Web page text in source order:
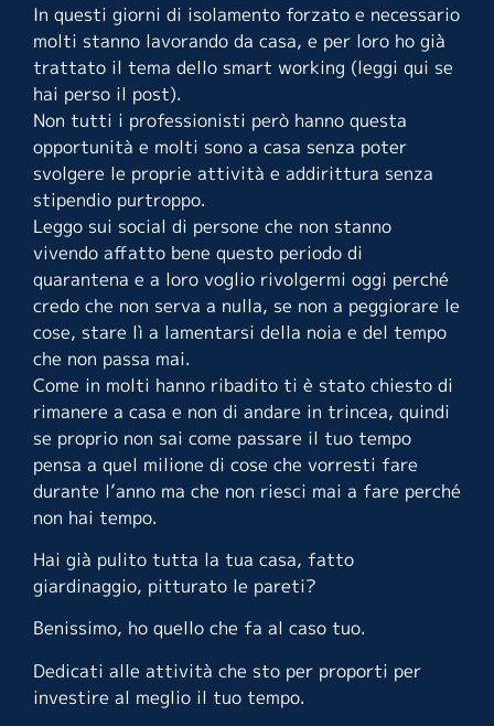
In questi giorni di isolamento forzato e necessario
molti stanno lavorando da casa, e per loro ho già
trattato il tema dello smart working (leggi qui se
hai perso il post).
Non tutti i professionisti però hanno questa
opportunità e molti sono a casa senza poter
svolgere le proprie attività e addirittura senza
stipendio purtroppo.
Leggo sui social di persone che non stanno
vivendo affatto bene questo periodo di
quarantena e a loro voglio rivolgermi oggi perché
credo che non serva a nulla, se non a peggiorare le
cose, stare lì a lamentarsi della noia e del tempo
che non passa mai.
Come in molti hanno ribadito ti è stato chiesto di
rimanere a casa e non di andare in trincea, quindi
se proprio non sai come passare il tuo tempo
pensa a quel milione di cose che vorresti fare
durante l’anno ma che non riesci mai a fare perché
non hai tempo.
Hai già pulito tutta la tua casa, fatto
giardinaggio, pitturato le pareti?
Benissimo, ho quello che fa al caso tuo.
Dedicati alle attività che sto per proporti per
investire al meglio il tuo tempo.